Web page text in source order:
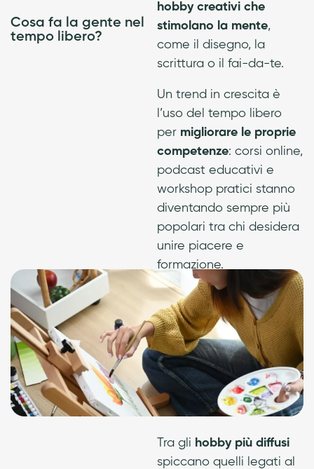
Cosa fa la gente nel
tempo libero?
hobby creativi che
stimolano la mente,
come il disegno, la
scrittura o il fai-da-te.
Un trend in crescita è
l’uso del tempo libero
per migliorare le proprie
competenze: corsi online,
podcast educativi e
workshop pratici stanno
diventando sempre più
popolari tra chi desidera
unire piacere e
formazione.
Tra gli hobby più diffusi
spiccano quelli legati al